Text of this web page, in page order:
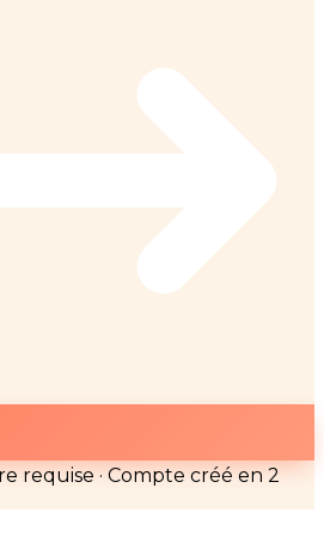
requise · Compte créé en 2